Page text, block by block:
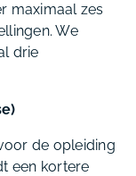
maximaal zes
We
drie
de opleiding
een kortere